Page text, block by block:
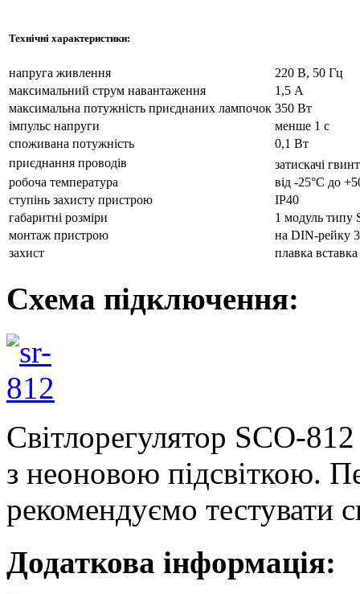
Технічні характеристики:
напруга живлення
220 В, 50 Гц
максимальний струм навантаження
1,5 А
максимальна потужність приєднаних лампочок 350 Вт
імпульс напруги
менше 1 c
споживана потужність
0,1 Вт
приєднання проводів
затискачі
робоча температура
від -25°С до
ступінь захисту пристрою
IP40
габаритні розміри
1 модуль типу
монтаж пристрою
на DIN-рейку
захист
плавка
Схема підключення:
Світлорегулятор SCO-
з неоновою підсвіткою.
рекомендуємо тестувати
Додаткова інформація: